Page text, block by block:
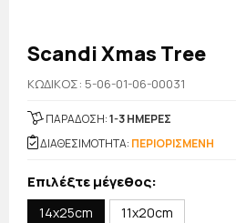
Scandi Xmas Tree
KΩΔΙΚΟΣ: 5-06-01-06-00031
ΠΑΡΑΔΟΣΗ:1-3 ΗΜΕΡΕΣ
ΔΙΑΘΕΣΙΜΟΤΗΤΑ: ΠΕΡΙΟΡΙΣΜΕΝΗ
Επιλέξτε μέγεθος:
14x25cm 11x20cm